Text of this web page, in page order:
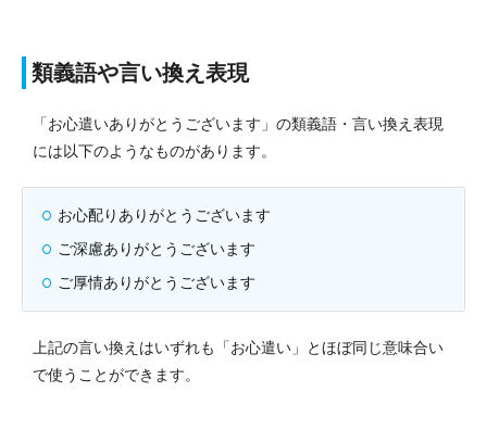
類義語や言い換え表現
「お心遣いありがとうございます」の類義語・言い換え表現
には以下のようなものがあります。
お心配りありがとうございます
ご深慮ありがとうございます
ご厚情ありがとうございます
上記の言い換えはいずれも「お心遣い」とほぼ同じ意味合い
で使うことができます。